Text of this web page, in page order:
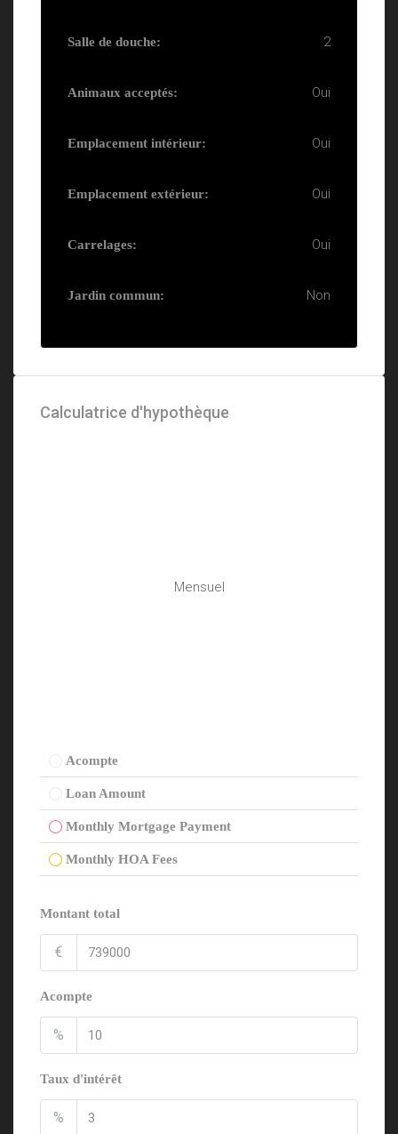
Salle de douche: 2
Animaux acceptés: Oui
Emplacement intérieur: Oui
Emplacement extérieur: Oui
Carrelages: Oui
Jardin commun: Non
Calculatrice d'hypothèque
Mensuel
Acompte
Loan Amount
Monthly Mortgage Payment
Monthly HOA Fees
Montant total
€
Acompte
%
Taux d'intérêt
%